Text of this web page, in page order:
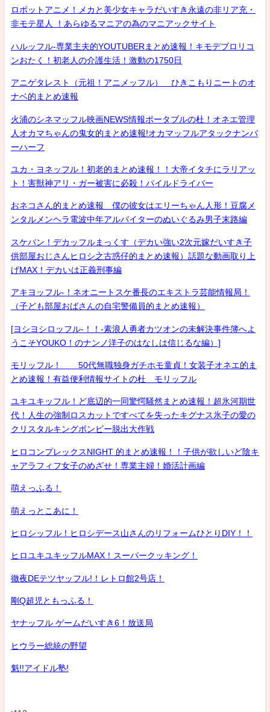
ロボットアニメ！メカと美少女キャラだいすき永遠の非リア充・
非モテ星人 ！あらゆるマニアの為のマニアックサイト
ハルッフル-専業主夫的YOUTUBERまとめ速報！キモデブロリコ
ンおたく！初老人の介護生活！激動の1750日
アニゲタレスト（元祖！アニメッフル） ひきこもりニートのオ
ナベ的まとめ速報
火浦のシネマッフル映画NEWS情報ポータブルの杜！オネエ管理
人オカマちゃんの鬼女的まとめ速報!オカマッフルアタックナンバ
ーハーフ
ユカ・ヨネッフル！初老的まとめ速報！！大帝イタチにラリアッ
ト！害獣神アリ・ガー被害に必殺！パイルドライバー
おネコさん的まとめ速報 僕の彼女はエリーちゃん人形！豆腐メ
ンタルメンヘラ電波中年アルバイターのぬいぐるみ男子末路編
スケバン！デカッフルまっくす（デカい強い2次元嫁だいすき子
供部屋おじさんヒロシ之古惑仔的まとめ速報）話題な動画取り上
げMAX！デカいは正義刑事編
アキヨッフル-！ネオニートスケ番長のエキストラ芸能情報局！
（子ども部屋おばさんの自宅警備員的まとめ速報）
[ヨシヨシロッフル-！！-素浪人勇者カツオンの未解決事件簿へよ
うこそYOUKO！のナンノ洋子のはなしは信じるな編）]
モリッフル！ 50代無職独身ガチホモ童貞！女装子オネエ的ま
とめ速報！有益便利情報サイトの杜 モリッフル
ユキユキッフル！ど底辺的一同驚愕騒然まとめ速報！超氷河期世
代！人生の強制ロスカットですべてを失ったキグナス氷子の愛の
クリスタルキングボンビー脱出大作戦
ヒロコンプレックスNIGHT 的まとめ速報！！子供が欲しいど陰キ
ャアラフィフ女子のめざせ！専業主婦！婚活計画編
萌えっふる！
萌えっとこあに！
ヒロシッフル！ヒロシデース山さんのリフォームひとりDIY！！
ヒロユキユキッフルMAX！スーパークッキング！
徹夜DEテツヤッフル!！レトロ館2号店！
剛Q超児ともっふる！
ヤナッフル ゲームだいすき6！放送局
ヒウラー総統の野望
魁!!アイドル塾!